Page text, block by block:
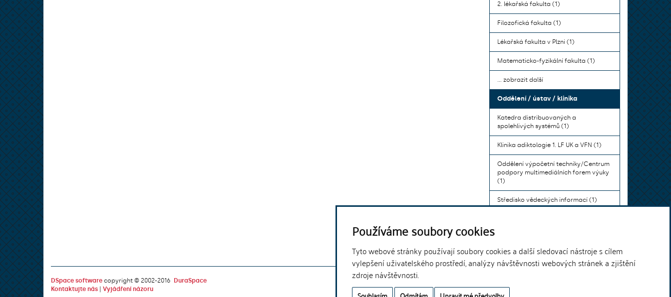
Používáme soubory cookies
Tyto webové stránky používají soubory cookies a další sledovací nástroje s cílem
vylepšení uživatelského prostředí, analýzy návštěvnosti webových stránek a zjištění
zdroje návštěvnosti.
2. lékařská fakulta (1)
Filozofická fakulta (1)
Lékařská fakulta v Plzni (1)
Matematicko-fyzikální fakulta (1)
... zobrazit další
Oddělení / ústav / klinika
Katedra distribuovaných a
spolehlivých systémů (1)
Klinika adiktologie 1. LF UK a VFN (1)
Oddělení výpočetní techniky/Centrum
podpory multimediálních forem výuky
(1)
Středisko vědeckých informací (1)
DSpace software copyright © 2002-2016
DuraSpace
Kontaktujte nás
Vyjádření názoru